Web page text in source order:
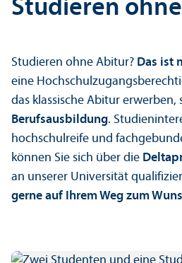
Studieren
Studieren ohne Abitur? Das ist
eine
das klassische Abitur
Berufsausbildung.
hochschul­reife und
können Sie sich über die
an unserer Universität
gerne auf Ihrem Weg zum